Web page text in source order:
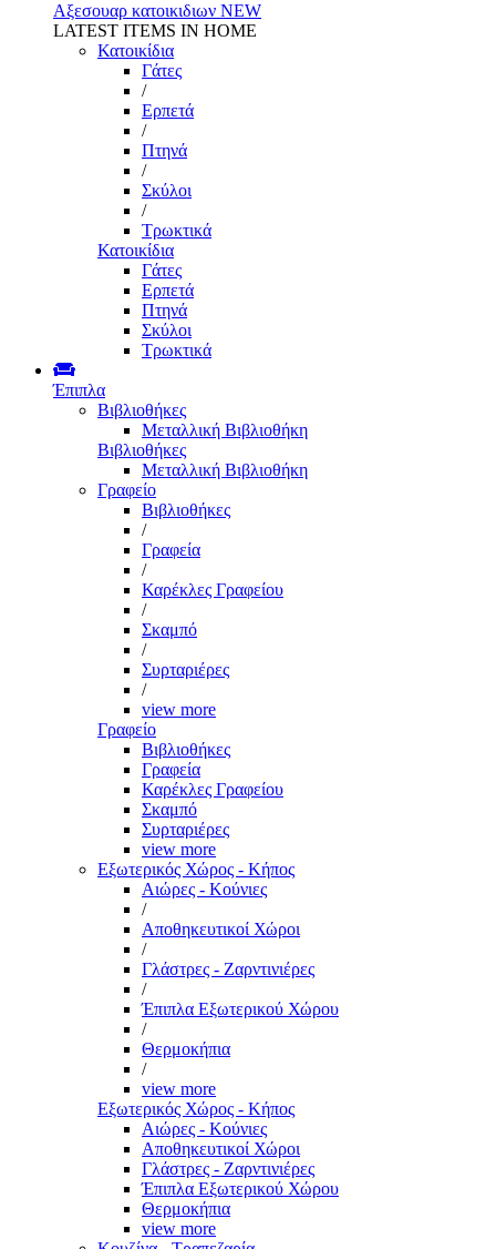
Αξεσουαρ κατοικιδιων NEW
LATEST ITEMS IN HOME
Κατοικίδια
Γάτες
/
Ερπετά
/
Πτηνά
/
Σκύλοι
/
Τρωκτικά
Κατοικίδια
Γάτες
Ερπετά
Πτηνά
Σκύλοι
Τρωκτικά
Έπιπλα
Βιβλιοθήκες
Μεταλλική Βιβλιοθήκη
Βιβλιοθήκες
Μεταλλική Βιβλιοθήκη
Γραφείο
Βιβλιοθήκες
/
Γραφεία
/
Καρέκλες Γραφείου
/
Σκαμπό
/
Συρταριέρες
/
view more
Γραφείο
Βιβλιοθήκες
Γραφεία
Καρέκλες Γραφείου
Σκαμπό
Συρταριέρες
view more
Εξωτερικός Χώρος - Κήπος
Αιώρες - Κούνιες
/
Αποθηκευτικοί Χώροι
/
Γλάστρες - Ζαρντινιέρες
/
Έπιπλα Εξωτερικού Χώρου
/
Θερμοκήπια
/
view more
Εξωτερικός Χώρος - Κήπος
Αιώρες - Κούνιες
Αποθηκευτικοί Χώροι
Γλάστρες - Ζαρντινιέρες
Έπιπλα Εξωτερικού Χώρου
Θερμοκήπια
view more